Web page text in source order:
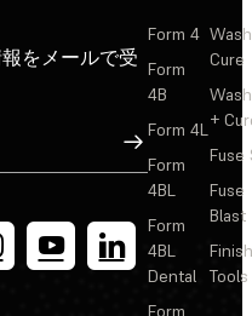
をメールで受
サインアップ
Form 4
Form
4B
Form 4L
Form
4BL
Form
4BL
Dental
Form
Cure
+
Fuse
Fuse
Blast
Tools